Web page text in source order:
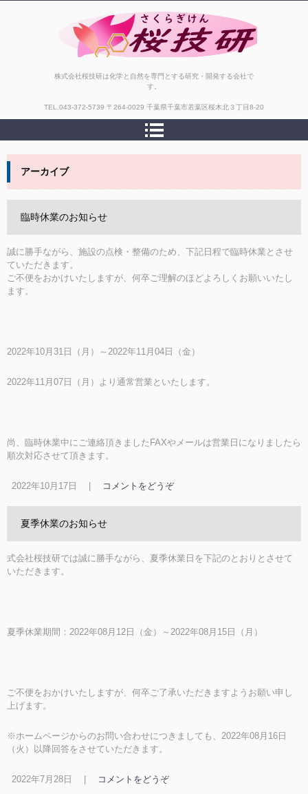
株式会社桜技研は化学と自然を専門とする研究・開発する会社で
す。
TEL. 043-372-5739 〒264-0029 千葉県千葉市若葉区桜木北３丁目8-20
アーカイブ
臨時休業のお知らせ
誠に勝手ながら、施設の点検・整備のため、下記日程で臨時休業とさせ
ていただきます。
ご不便をおかけいたしますが、何卒ご理解のほどよろしくお願いいたし
ます。
2022年10月31日（月）～2022年11月04日（金）
2022年11月07日（月）より通常営業といたします。
尚、臨時休業中にご連絡頂きましたFAXやメールは営業日になりましたら
順次対応させて頂きます。
2022年10月17日 コメントをどうぞ
夏季休業のお知らせ
式会社桜技研では誠に勝手ながら、夏季休業日を下記のとおりとさせて
いただきます。
夏季休業期間：2022年08月12日（金）～2022年08月15日（月）
ご不便をおかけいたしますが、何卒ご了承いただきますようお願い申し
上げます。
※ホームページからのお問い合わせにつきましても、2022年08月16日
（火）以降回答をさせていただきます。
2022年7月28日 コメントをどうぞ